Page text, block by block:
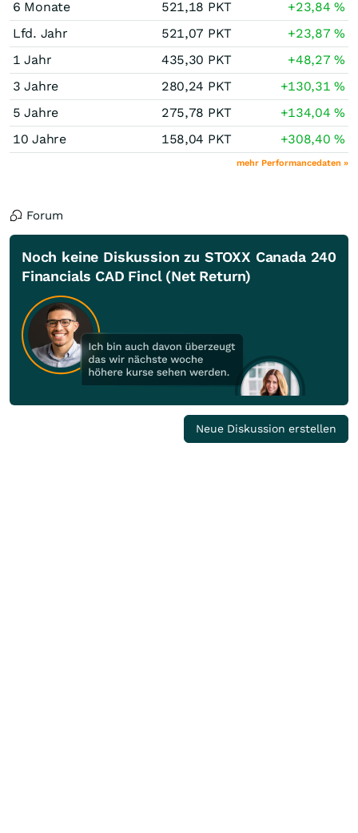
6 Monate
521,18 PKT +23,84%
Lfd. Jahr
521,07 PKT +23,87%
1 Jahr
435,30 PKT +48,27%
3 Jahre
280,24 PKT +130,31%
5 Jahre
275,78 PKT +134,04%
10 Jahre
158,04 PKT +308,40%
mehr Performancedaten »
Forum
Noch keine Diskussion zu STOXX Canada 240
Financials CAD Fincl (Net Return)
Neue Diskussion erstellen